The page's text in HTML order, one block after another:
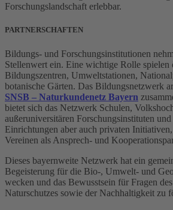
Forschungslandschaft erlebbar.
PARTNERSCHAFTEN
Bildungs- und Forschungsinstitutionen
Stellenwert ein. Eine wichtige Rolle spielen
Bildungszentren, Umweltstationen,
botanische Gärten. Das Bildungsnetzwerk
SNSB – Naturkundenetz Bayern
bietet sich das Netzwerk Schulen,
außeruniversitären Forschungsinstituten und
Einrichtungen aber auch privaten
Vereinen als Ansprech- und
Dieses bayernweite Netzwerk hat ein
Begeisterung für die Bio-, Umwelt- und
wecken und das Bewusstsein für Fragen
Naturschutzes sowie der Nachhaltigkeit zu